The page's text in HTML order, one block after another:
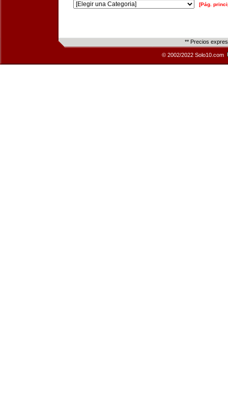
[Pág.
** Precios
© 2002/2022 Solo10.com